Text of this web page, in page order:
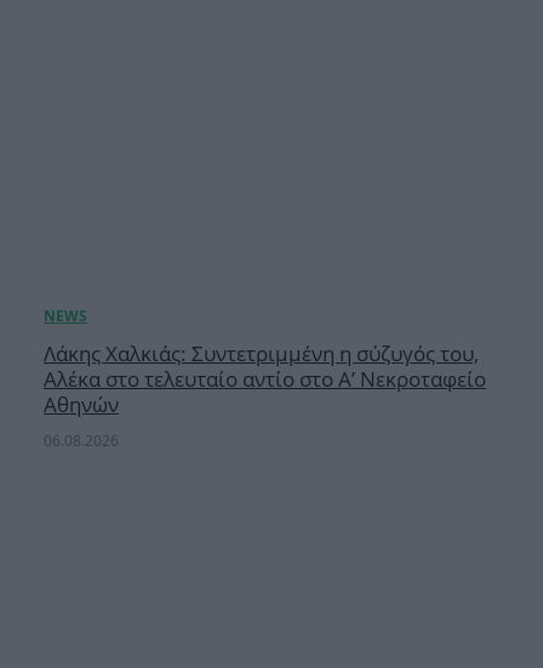
Λάκης Χαλκιάς: Συντετριμμένη η σύζυγός του,
Αλέκα στο τελευταίο αντίο στο Α’ Νεκροταφείο
Αθηνών
06.08.2026